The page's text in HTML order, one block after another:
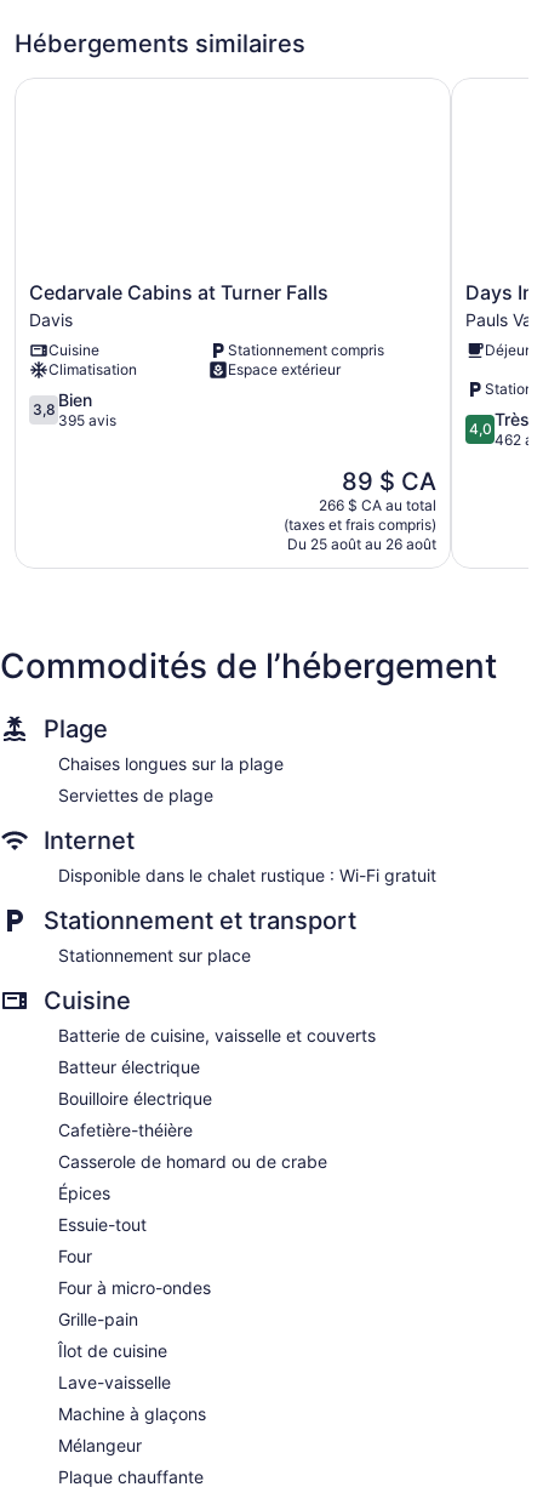
Hébergements similaires
Cedarvale
Cabins
at
Turner
Falls
Davis
Cedarvale Cabins at Turner Falls
Davis
Cuisine
Stationnement compris
Climatisation
Espace extérieur
3.8
sur
3,8 Bien
395 avis
Le
prix
est
de
89 $ CA
89 $ CA
266 $ CA au total
(taxes et frais compris)
Du 25 août au 26 août
Cedarvale Cabins at Turner Falls
Days
Inn
by
Wyndham
Valley
Pauls
Valley
Days
Pauls
4.0
sur
4,0 Très
462
Days Inn
Commodités de l’hébergement
Plage
Chaises longues sur la plage
Serviettes de plage
Internet
Disponible dans le chalet rustique : Wi-Fi gratuit
Stationnement et transport
Stationnement sur place
Cuisine
Batterie de cuisine, vaisselle et couverts
Batteur électrique
Bouilloire électrique
Cafetière-théière
Casserole de homard ou de crabe
Épices
Essuie-tout
Four
Four à micro-ondes
Grille-pain
Îlot de cuisine
Lave-vaisselle
Machine à glaçons
Mélangeur
Plaque chauffante